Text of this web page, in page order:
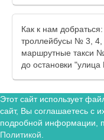
Как к нам добраться:
троллейбусы № 3,
маршрутные такси
до остановки "улица
Этот сайт использует
сайт, Вы соглашаетесь с
подробной информации,
Политикой